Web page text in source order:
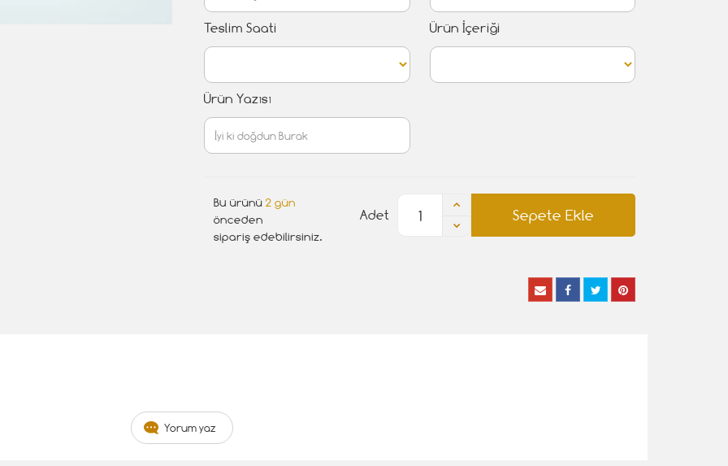
Teslim Saati Ürün İçeriği
Ürün Yazısı
Bu ürünü 2 gün
önceden
sipariş edebilirsiniz.
Sepete Ekle
Adet
Yorum yaz